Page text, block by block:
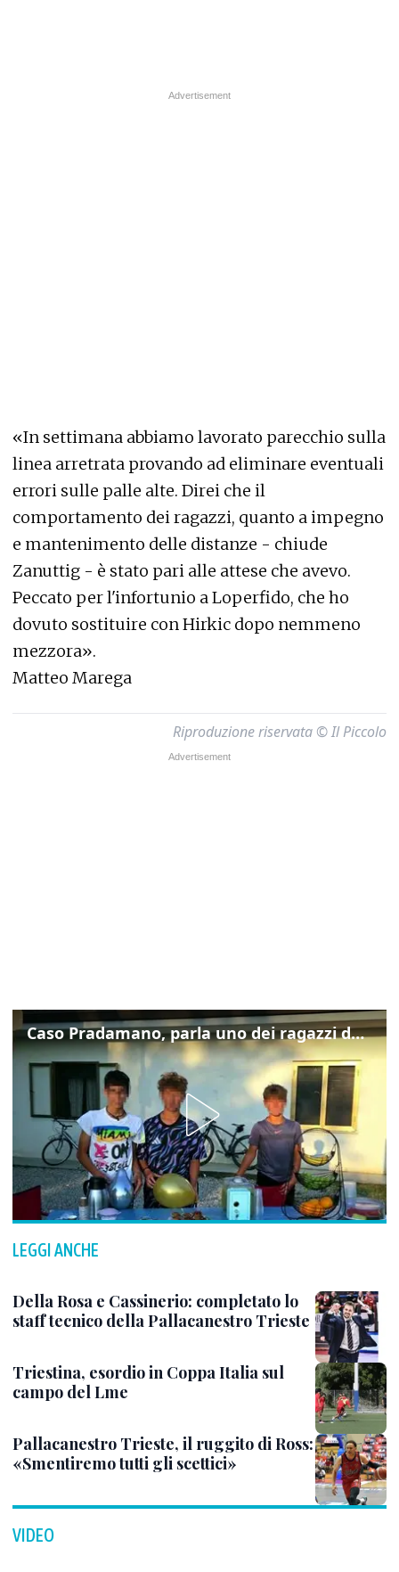
«In settimana abbiamo lavorato parecchio sulla
linea arretrata provando ad eliminare eventuali
errori sulle palle alte. Direi che il
comportamento dei ragazzi, quanto a impegno
e mantenimento delle distanze - chiude
Zanuttig - è stato pari alle attese che avevo.
Peccato per l'infortunio a Loperfido, che ho
dovuto sostituire con Hirkic dopo nemmeno
mezzora».
Matteo Marega
Riproduzione riservata © Il Piccolo
Caso Pradamano, parla uno dei ragazzi denunciati per la limonata: "Volevo anche aiutare i miei"
LEGGI ANCHE
Della Rosa e Cassinerio: completato lo
staff tecnico della Pallacanestro Trieste
Triestina, esordio in Coppa Italia sul
campo del Lme
Pallacanestro Trieste, il ruggito di Ross:
«Smentiremo tutti gli scettici»
VIDEO